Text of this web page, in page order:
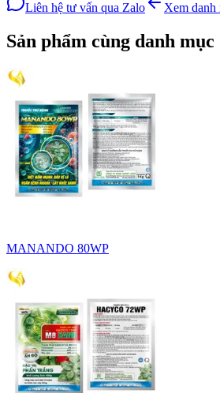
Liên hệ tư vấn qua Zalo Xem danh
Sản phẩm cùng danh mục
MANANDO 80WP